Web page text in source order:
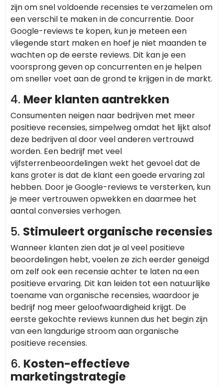
zijn om snel voldoende recensies te verzamelen om
een verschil te maken in de concurrentie. Door
Google-reviews te kopen, kun je meteen een
vliegende start maken en hoef je niet maanden te
wachten op de eerste reviews. Dit kan je een
voorsprong geven op concurrenten en je helpen
om sneller voet aan de grond te krijgen in de markt.
4. Meer klanten aantrekken
Consumenten neigen naar bedrijven met meer
positieve recensies, simpelweg omdat het lijkt alsof
deze bedrijven al door veel anderen vertrouwd
worden. Een bedrijf met veel
vijfsterrenbeoordelingen wekt het gevoel dat de
kans groter is dat de klant een goede ervaring zal
hebben. Door je Google-reviews te versterken, kun
je meer vertrouwen opwekken en daarmee het
aantal conversies verhogen.
5. Stimuleert organische recensies
Wanneer klanten zien dat je al veel positieve
beoordelingen hebt, voelen ze zich eerder geneigd
om zelf ook een recensie achter te laten na een
positieve ervaring. Dit kan leiden tot een natuurlijke
toename van organische recensies, waardoor je
bedrijf nog meer geloofwaardigheid krijgt. De
eerste gekochte reviews kunnen dus het begin zijn
van een langdurige stroom aan organische
positieve recensies.
6. Kosten-effectieve
marketingstrategie